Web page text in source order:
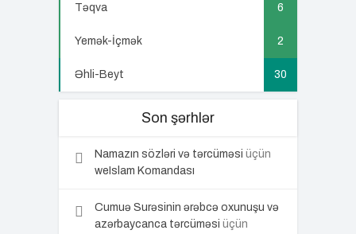
Təqva 6
Yemək-İçmək 2
Əhli-Beyt 30
Son şərhlər
Namazın sözləri və tərcüməsi üçün
weIslam Komandası
Cumuə Surəsinin ərəbcə oxunuşu və
azərbaycanca tərcüməsi üçün